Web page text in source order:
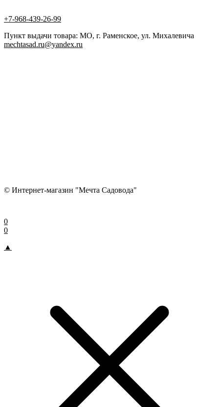
+7-968-439-26-99
Пункт выдачи товара: МО, г. Раменское, ул. Михалевича
mechtasad.ru@yandex.ru
© Интернет-магазин "Мечта Садовода"
0
0
▲